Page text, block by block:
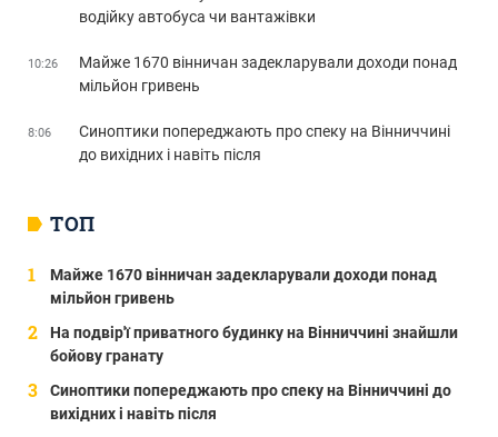
ТОП
Майже 1670 вінничан задекларували доходи понад
мільйон гривень
На подвір'ї приватного будинку на Вінниччині знайшли
бойову гранату
Синоптики попереджають про спеку на Вінниччині до
вихідних і навіть після
водійку автобуса чи вантажівки
10:26
Майже 1670 вінничан задекларували доходи понад
мільйон гривень
8:06
Синоптики попереджають про спеку на Вінниччині
до вихідних і навіть після